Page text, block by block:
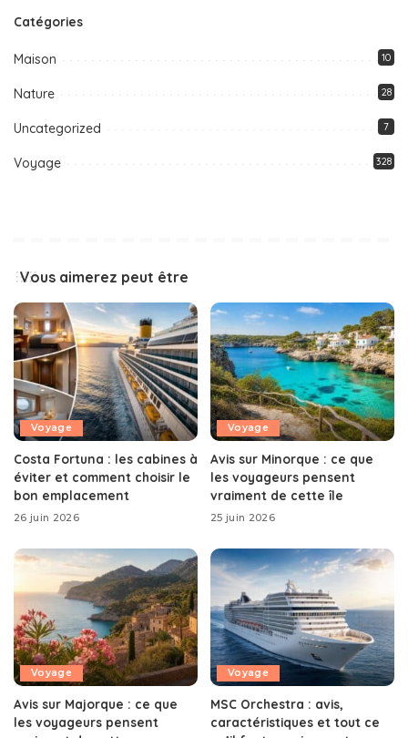
Catégories
Maison 10
Nature 28
Uncategorized 7
Voyage 328
Vous aimerez peut être
Voyage
Costa Fortuna : les cabines à
éviter et comment choisir le
bon emplacement
26 juin 2026
Voyage
Avis sur Minorque : ce que
les voyageurs pensent
vraiment de cette île
25 juin 2026
Voyage
Avis sur Majorque : ce que
les voyageurs pensent
Voyage
MSC Orchestra : avis,
caractéristiques et tout ce